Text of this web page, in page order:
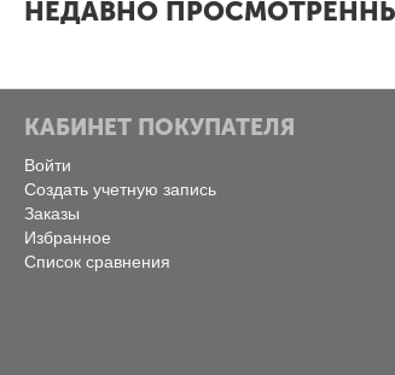
НЕДАВНО
КАБИНЕТ ПОКУПАТЕЛЯ
Войти
Создать учетную запись
Заказы
Избранное
Список сравнения